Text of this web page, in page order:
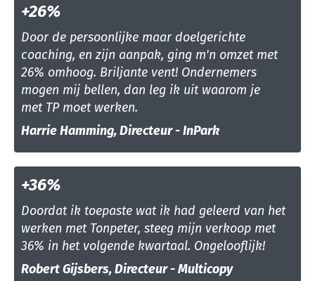
+26%
Door de persoonlijke maar doelgerichte
coaching, en zijn aanpak, ging m'n omzet met
26% omhoog. Briljante vent! Ondernemers
mogen mij bellen, dan leg ik uit waarom je
met TP moet werken.
Harrie Hamming, Directeur - InPark
+36%
Doordat ik toepaste wat ik had geleerd van het
werken met Tonpeter, steeg mijn verkoop met
36% in het volgende kwartaal. Ongelooflijk!
Robert Gijsbers, Directeur - Multicopy